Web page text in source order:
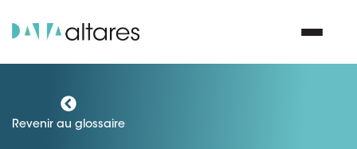
Revenir au glossaire